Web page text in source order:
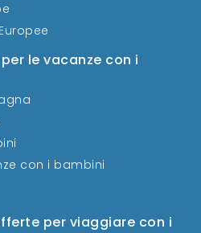
per viaggiare con i
le vacanze con i
con i bambini